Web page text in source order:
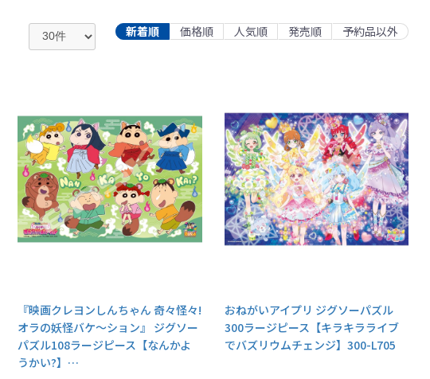
新着順 価格順 人気順 発売順 予約品以外
『映画クレヨンしんちゃん 奇々怪々!
オラの妖怪バケ～ション』 ジグソー
パズル108ラージピース【なんかよ
うかい?】 …
おねがいアイプリ ジグソーパズル
300ラージピース【キラキラライブ
でバズリウムチェンジ】300-L705